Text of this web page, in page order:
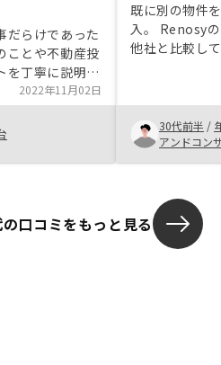
だらけであった
ことや不動産投
を丁寧に説明し
安なく購入に至
から分散投資を
不動産投資のき
できる商品だ
2022年11月02日
既に別の物件
入。 Renosy
他社と比較し
データをアプ
円滑に進める
が多いのはわ
ケジュールの
トレス。 必
ると共に上位
してもいいの
30代前半 /
アンドコン
口コミをもっと見る